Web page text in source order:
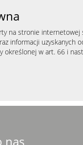
na stronie internetowej
informacji uzyskanych
określonej w art. 66 i
nas